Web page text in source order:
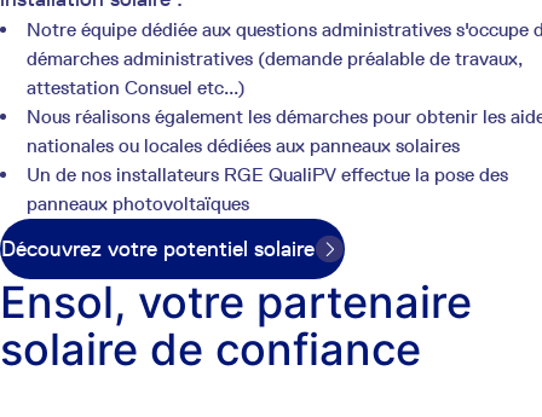
Notre équipe dédiée aux questions administratives s'occupe
démarches administratives (demande préalable de travaux,
attestation Consuel etc...)
Nous réalisons également les démarches pour obtenir les
nationales ou locales dédiées aux panneaux solaires
Un de nos installateurs RGE QualiPV effectue la pose des
panneaux photovoltaïques
Découvrez votre potentiel solaire
Ensol, votre partenaire
solaire de confiance